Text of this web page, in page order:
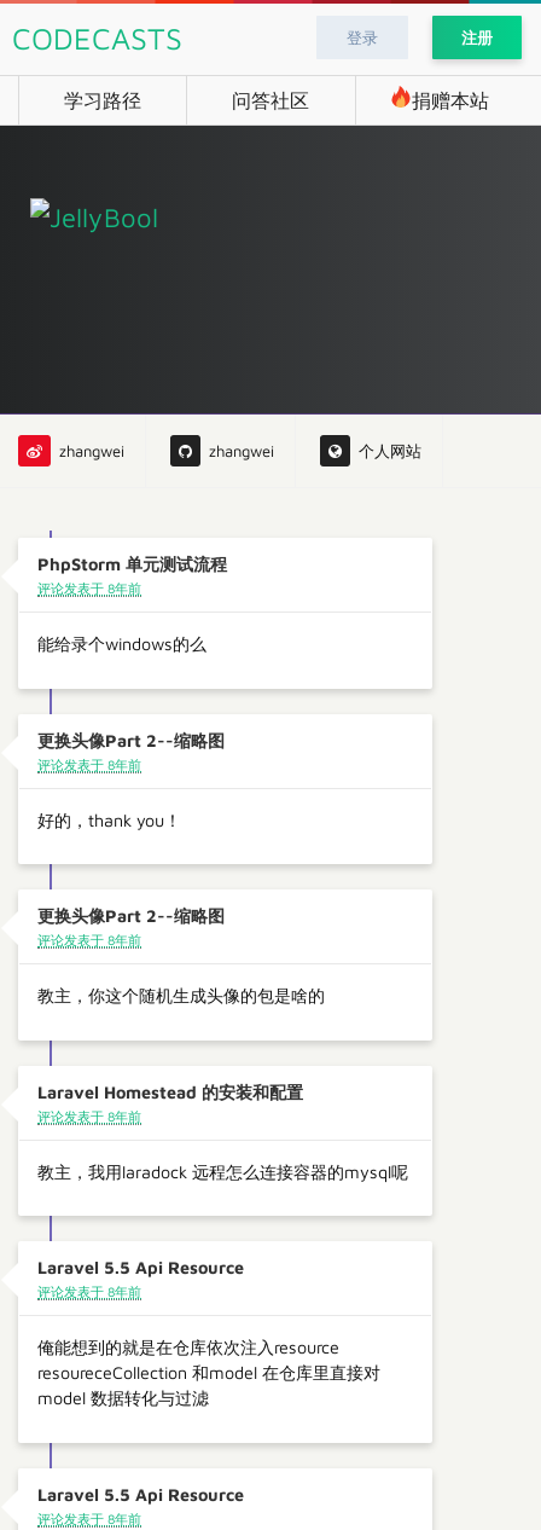
CODECASTS 登录 注册
学习路径 问答社区 捐赠本站
zhangwei zhangwei 个人网站
PhpStorm 单元测试流程
评论发表于 8年前
能给录个windows的么
更换头像Part 2--缩略图
评论发表于 8年前
好的，thank you！
更换头像Part 2--缩略图
评论发表于 8年前
教主，你这个随机生成头像的包是啥的
Laravel Homestead 的安装和配置
评论发表于 8年前
教主，我用laradock 远程怎么连接容器的mysql呢
Laravel 5.5 Api Resource
评论发表于 8年前
俺能想到的就是在仓库依次注入resource
resoureceCollection 和model 在仓库里直接对
model 数据转化与过滤
Laravel 5.5 Api Resource
评论发表于 8年前